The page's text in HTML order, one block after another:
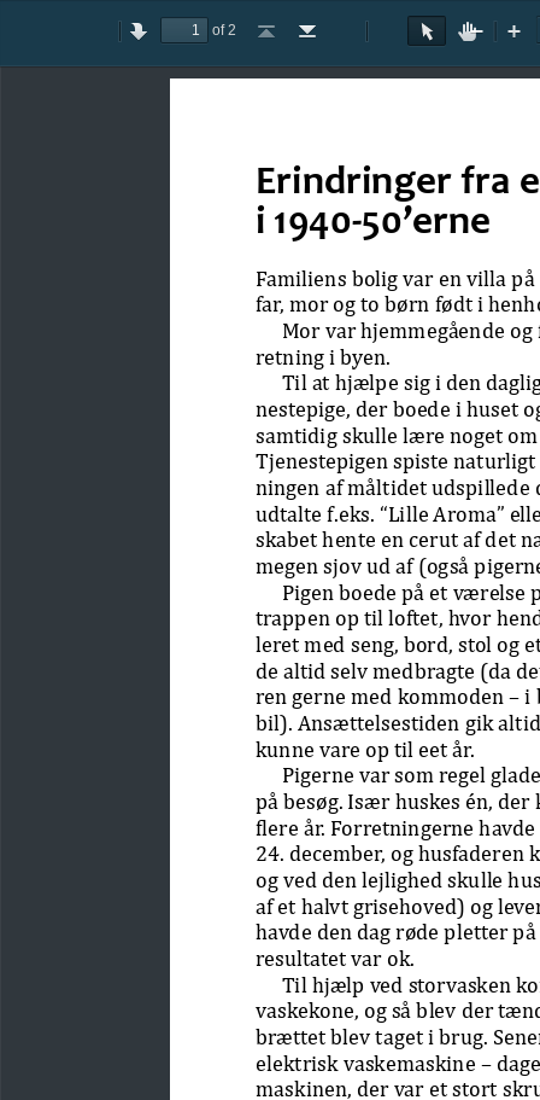
PreviousNext
of 2
Go
Go
Rotate
RotateText
HandZoom
Erindringer fra
i 1940-50’erne
Familiens bolig var en villa
far, mor og to børn født i
Mor var hjemmegående
retning i byen.
Til at hjælpe sig i den
nestepige, der boede i huset
samtidig skulle lære noget
Tjenestepigen spiste
ningen af måltidet
udtalte f.eks. “Lille Aroma”
skabet hente en cerut af det
megen sjov ud af (også
Pigen boede på et
trappen op til loftet, hvor
leret med seng, bord, stol og
de altid selv medbragte (da
ren gerne med kommoden – i
bil). Ansættelsestiden gik
kunne vare op til eet år.
Pigerne var som regel
på besøg. Især huskes én,
flere år. Forretningerne
24. december, og
og ved den lejlighed skulle
af et halvt grisehoved) og
havde den dag røde pletter
resultatet var ok.
Til hjælp ved storvasken
vaskekone, og så blev der
brættet blev taget i brug.
elektrisk vaskemaskine –
maskinen, der var et stort